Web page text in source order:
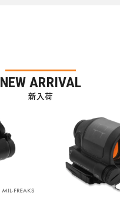
NEW ARRIVAL
新入荷